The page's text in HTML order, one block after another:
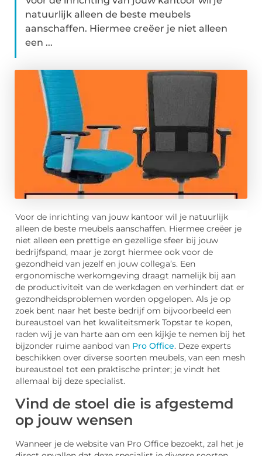
natuurlijk alleen de beste meubels
aanschaffen. Hiermee creëer je niet alleen
een ...
Voor de inrichting van jouw kantoor wil je natuurlijk
alleen de beste meubels aanschaffen. Hiermee creëer je
niet alleen een prettige en gezellige sfeer bij jouw
bedrijfspand, maar je zorgt hiermee ook voor de
gezondheid van jezelf en jouw collega’s. Een
ergonomische werkomgeving draagt namelijk bij aan
de productiviteit van de werkdagen en verhindert dat er
gezondheidsproblemen worden opgelopen. Als je op
zoek bent naar het beste bedrijf om bijvoorbeeld een
bureaustoel van het kwaliteitsmerk Topstar te kopen,
raden wij je van harte aan om een kijkje te nemen bij het
bijzonder ruime aanbod van Pro Office. Deze experts
beschikken over diverse soorten meubels, van een mesh
bureaustoel tot een praktische printer; je vindt het
allemaal bij deze specialist.
Vind de stoel die is afgestemd
op jouw wensen
Wanneer je de website van Pro Office bezoekt, zal het je